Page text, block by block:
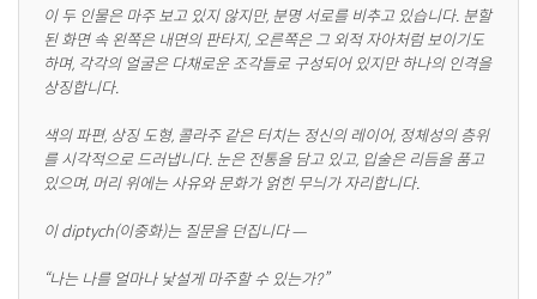
이 두 인물은 마주 보고 있지 않지만, 분명 서로를 비추고 있습니다. 분할
된 화면 속 왼쪽은 내면의 판타지, 오른쪽은 그 외적 자아처럼 보이기도
하며, 각각의 얼굴은 다채로운 조각들로 구성되어 있지만 하나의 인격을
상징합니다.
색의 파편, 상징 도형, 콜라주 같은 터치는 정신의 레이어, 정체성의 층위
를 시각적으로 드러냅니다. 눈은 전통을 담고 있고, 입술은 리듬을 품고
있으며, 머리 위에는 사유와 문화가 얽힌 무늬가 자리합니다.
이 diptych(이중화)는 질문을 던집니다 —
“나는 나를 얼마나 낯설게 마주할 수 있는가?”